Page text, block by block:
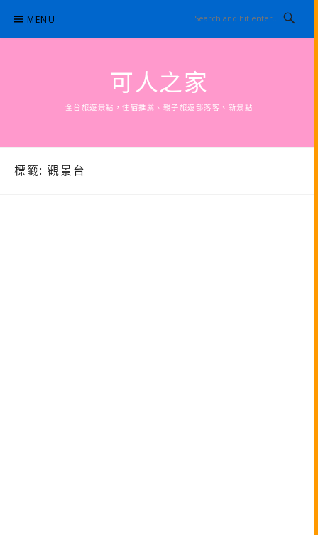
content
MENU
可人之家
全台旅遊景點，住宿推薦、親子旅遊部落客、新景點
標籤: 觀景台